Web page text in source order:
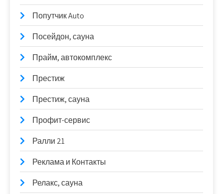
Попутчик Auto
Посейдон, сауна
Прайм, автокомплекс
Престиж
Престиж, сауна
Профит-сервис
Ралли 21
Реклама и Контакты
Релакс, сауна